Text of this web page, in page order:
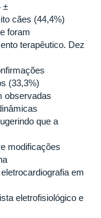
±
cães (44,4%)
foram
terapêutico. Dez
(33,3%)
observadas
que a
modificações
em
eletrofisiológico e